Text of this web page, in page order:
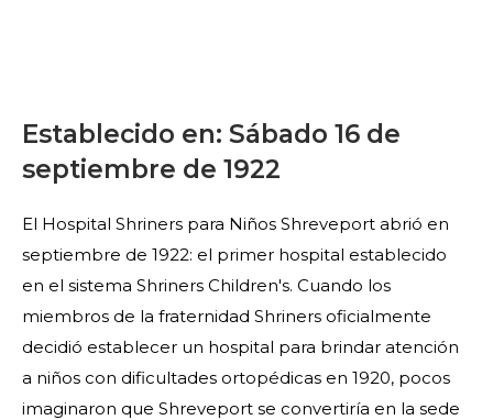
Establecido en: Sábado 16 de
septiembre de 1922
El Hospital Shriners para Niños Shreveport abrió en
septiembre de 1922: el primer hospital establecido
en el sistema Shriners Children's. Cuando los
miembros de la fraternidad Shriners oficialmente
decidió establecer un hospital para brindar atención
a niños con dificultades ortopédicas en 1920, pocos
imaginaron que Shreveport se convertiría en la sede